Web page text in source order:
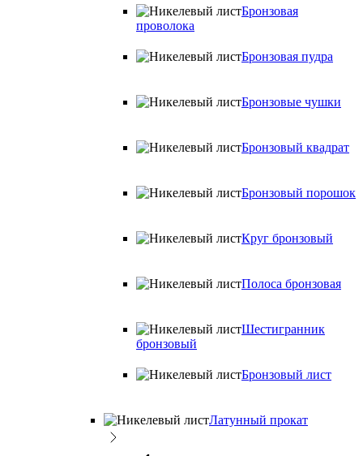
Бронзовая
проволока
Бронзовая пудра
Бронзовые чушки
Бронзовый квадрат
Бронзовый порошок
Круг бронзовый
Полоса бронзовая
Шестигранник
бронзовый
Бронзовый лист
Латунный прокат